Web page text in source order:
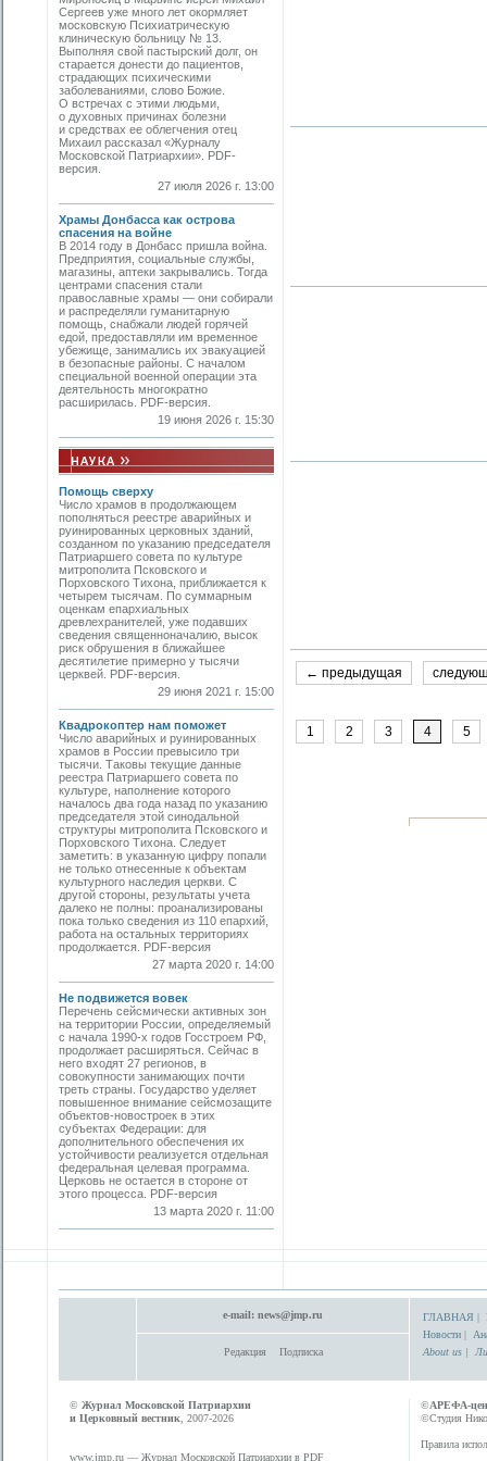
Сергеев уже много лет окормляет
московскую Психиатрическую
клиническую больницу № 13.
Выполняя свой пастырский долг, он
старается донести до пациентов,
страдающих психическими
заболеваниями, слово Божие.
О встречах с этими людьми,
о духовных причинах болезни
и средствах ее облегчения отец
Михаил рассказал «Журналу
Московской Патриархии». PDF-
версия.
27 июля 2026 г. 13:00
Храмы Донбасса как острова
спасения на войне
В 2014 году в Донбасс пришла война.
Предприятия, социальные службы,
магазины, аптеки закрывались. Тогда
центрами спасения стали
православные храмы — они собирали
и распределяли гуманитарную
помощь, снабжали людей горячей
едой, предоставляли им временное
убежище, занимались их эвакуацией
в безопасные районы. С началом
специальной военной операции эта
деятельность многократно
расширилась. PDF-версия.
19 июня 2026 г. 15:30
Помощь сверху
Число храмов в продолжающем
пополняться реестре аварийных и
руинированных церковных зданий,
созданном по указанию председателя
Патриаршего совета по культуре
митропо­лита Псковского и
Порховского Тихона, приближается к
четырем тысячам. По суммарным
оценкам епархиальных
древлехранителей, уже подавших
сведения священноначалию, высок
риск обрушения в ближайшее
десятилетие примерно у тысячи
церквей. PDF-версия.
29 июня 2021 г. 15:00
Квадрокоптер нам поможет
Число аварийных и руинированных
храмов в России превысило три
тысячи. Таковы текущие данные
реестра Патриаршего совета по
культуре, наполнение которого
началось два года назад по указанию
председателя этой синодальной
структуры митрополита Псковского и
Порховского Тихона. Следует
заметить: в указанную цифру попали
не только отнесенные к объектам
культурного наследия церкви. С
другой стороны, результаты учета
далеко не полны: проанализированы
пока только сведения из 110 епархий,
работа на остальных территориях
продолжается. PDF-версия
27 марта 2020 г. 14:00
Не подвижется вовек
Перечень сейсмически активных зон
на территории России, определяемый
с начала 1990-х годов Госстроем РФ,
продолжает расширяться. Сейчас в
него входят 27 регионов, в
совокупности занимающих почти
треть страны. Государство уделяет
повышенное внимание сейсмозащите
объектов-новостроек в этих
субъектах Федерации: для
дополнительного обеспечения их
устойчивости реализуется отдельная
федеральная целевая программа.
Церковь не остается в стороне от
этого процесса. PDF-версия
13 марта 2020 г. 11:00
← предыдущая
1 2 3 4 5
e-mail: news@jmp.ru
Редакция Подписка
ГЛАВНАЯ |
Новости |
About us |
© Журнал Московской Патриархии
и Церковный вестник , 2007-2026
www.jmp.ru — Журнал Московской Патриархии в PDF
©АРЕФА-
©Студия
Правила